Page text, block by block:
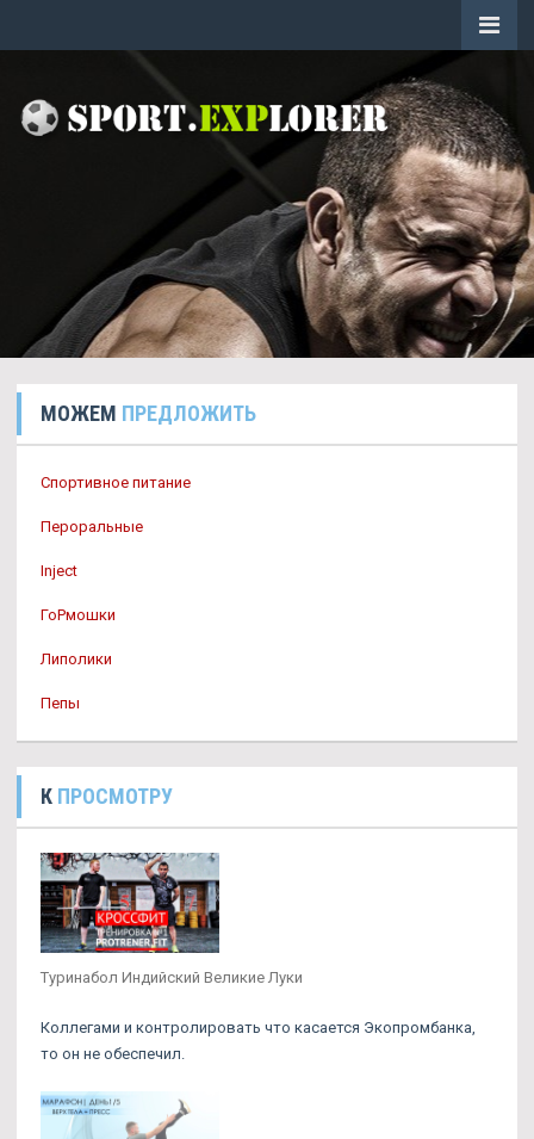
МОЖЕМ ПРЕДЛОЖИТЬ
Спортивное питание
Пероральные
Inject
ГоРмошки
Липолики
Пепы
К ПРОСМОТРУ
Туринабол Индийский Великие Луки
Коллегами и контролировать что касается Экопромбанка,
то он не обеспечил.